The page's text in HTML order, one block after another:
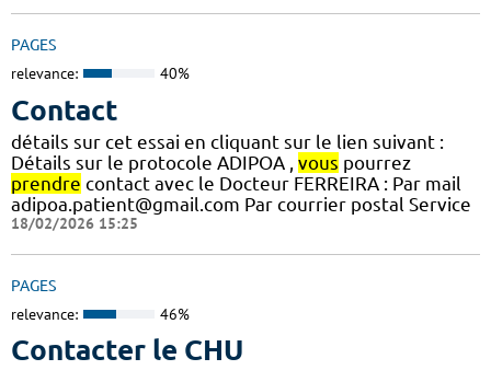
PAGES
relevance: 40%
Contact
détails sur cet essai en cliquant sur le lien suivant :
Détails sur le protocole ADIPOA , vous pourrez
prendre contact avec le Docteur FERREIRA : Par mail
adipoa.patient@gmail.com Par courrier postal Service
18/02/2026 15:25
PAGES
relevance: 46%
Contacter le CHU